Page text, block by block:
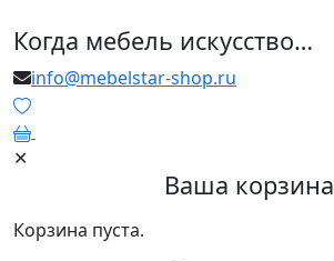
Когда мебель искусство…
info@mebelstar-shop.ru
✕
Ваша корзина
Корзина пуста.